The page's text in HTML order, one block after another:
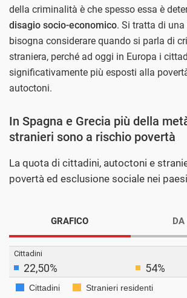
della criminalità è che spesso essa è
disagio socio-economico. Si tratta di
bisogna considerare quando si parla di
straniera, perché ad oggi in Europa i
significativamente più esposti alla
autoctoni.
In Spagna e Grecia più della
stranieri sono a rischio povertà
La quota di cittadini, autoctoni e
povertà ed esclusione sociale nei
GRAFICO DA